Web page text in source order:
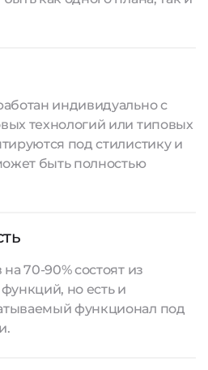
индивидуально с
технологий или типовых
под стилистику и
быть полностью
70-90% состоят из
но есть и
функционал под